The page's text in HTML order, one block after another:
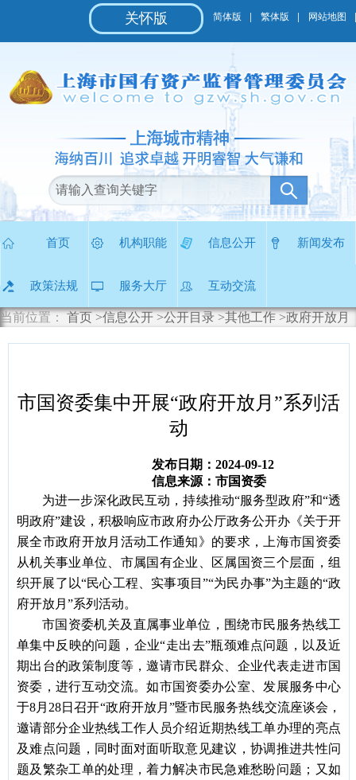
碍
说
站
航
区
到
主
要
内
网站地图
繁体版
简体版
关怀版
首页 机构职能 信息公开 新闻发布
政策法规 服务大厅 互动交流
当前位置： 首页 >信息公开 >公开目录 >其他工作 >政府开放月
市国资委集中开展“政府开放月”系列活
动
发布日期：2024-09-12
信息来源：市国资委
为进一步深化政民互动，持续推动“服务型政府”和“透
明政府”建设，积极响应市政府办公厅政务公开办《关于开
展全市政府开放月活动工作通知》的要求，上海市国资委
从机关事业单位 、市属国有企业、区属国资三个层面，组
织开展了 以“民心工程、实事项目”“为民办事”为主题的“政
府开放月”系列活动。
市国资委机关及直属事业单位，围绕市民服务热线工
单集中反映的问题，企业“走出去”瓶颈难点问题，以及近
期出台的政策制度等，邀请市民群众、企业代表走进市国
资委，进行互动交流。如市国资委办公室、发展服务中心
于8月28日召开“政府开放月”暨市民服务热线交流座谈会 ，
邀请部分企业热线工作人员介绍近期热线工单办理的亮点
及难点问题 ，同时面对面听取意见建议，协调推进共性问
题及繁杂工单的处理，着力解决市民急难愁盼问题；又如